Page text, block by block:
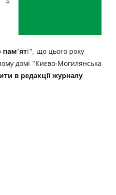
пам'яті", що цього року
домі "Києво-Могилянська
в редакції журналу